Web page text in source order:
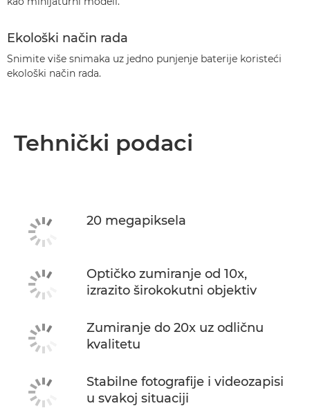
Ekološki način rada
Snimite više snimaka uz jedno punjenje baterije koristeći
ekološki način rada.
Tehnički podaci
20 megapiksela
Optičko zumiranje od 10x,
izrazito širokokutni objektiv
Zumiranje do 20x uz odličnu
kvalitetu
Stabilne fotografije i videozapisi
u svakoj situaciji